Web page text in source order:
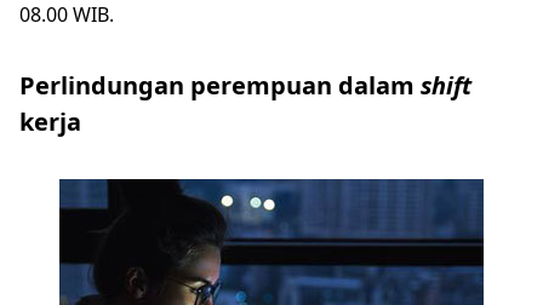
08.00 WIB.
Perlindungan perempuan dalam shift
kerja